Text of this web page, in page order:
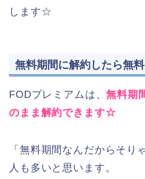
します☆
無料期間に解約したら無料
FODプレミアムは、無料期
のまま解約できます☆
「無料期間なんだからそり
人も多いと思います。